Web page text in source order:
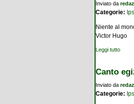
Inviato da
Categorie:
Niente al
Victor Hugo
Leggi tutto
Canto
Inviato da
Categorie: